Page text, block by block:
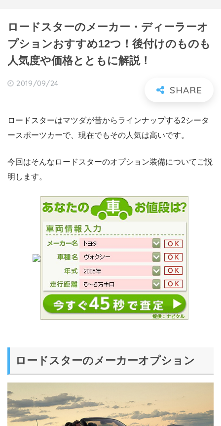
ロードスターのメーカー・ディーラーオ
プションおすすめ12つ！後付けのものも
人気度や価格とともに解説！
2019/09/24
ロードスターはマツダが昔からラインナップする2シータ
ースポーツカーで、現在でもその人気は高いです。
今回はそんなロードスターのオプション装備についてご説
明します。
ロードスターのメーカーオプション